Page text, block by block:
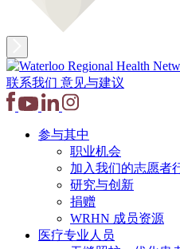
联系我们 意见与建议
参与其中
职业机会
加入我们的志愿者
研究与创新
捐赠
WRHN 成员资源
医疗专业人员